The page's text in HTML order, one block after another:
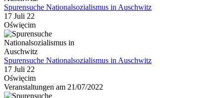
Spurensuche Nationalsozialismus in Auschwitz
17 Juli 22
Oświęcim
Spurensuche Nationalsozialismus in Auschwitz
17 Juli 22
Oświęcim
Veranstaltungen am 21/07/2022